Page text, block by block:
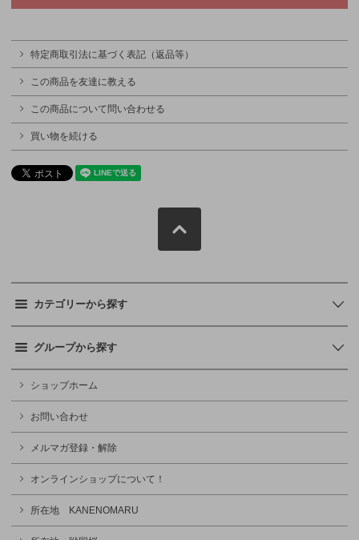
特定商取引法に基づく表記（返品等）
この商品を友達に教える
この商品について問い合わせる
買い物を続ける
カテゴリーから探す
グループから探す
ショップホーム
お問い合わせ
メルマガ登録・解除
オンラインショップについて！
所在地 KANENOMARU